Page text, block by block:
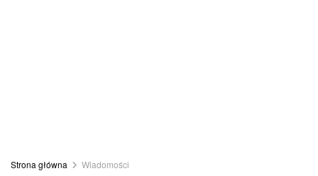
Strona główna Wiadomości